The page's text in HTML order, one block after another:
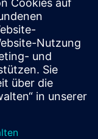
für
Fragen (SIOS)